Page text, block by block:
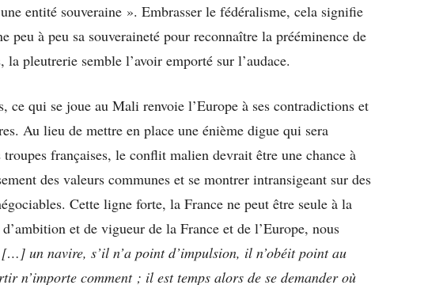
entité souveraine ». Embrasser le fédéralisme, cela signifie
peu à peu sa souveraineté pour reconnaître la prééminence de
la pleutrerie semble l’avoir emporté sur l’audace.
ce qui se joue au Mali renvoie l’Europe à ses contradictions et
Au lieu de mettre en place une énième digue qui sera
françaises, le conflit malien devrait être une chance à
des valeurs communes et se montrer intransigeant sur des
Cette ligne forte, la France ne peut être seule à la
et de vigueur de la France et de l’Europe, nous
un navire, s’il n’a point d’impulsion, il n’obéit point au
n’importe comment ; il est temps alors de se demander où